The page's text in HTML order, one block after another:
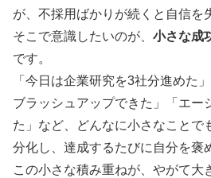
が、不採用ばかりが続くと自信を
そこで意識したいのが、 小さな成
です。
「今日は企業研究を3社分進めた
ブラッシュアップできた」「エー
た」など、どんなに小さなことで
分化し、達成するたびに自分を褒
この小さな積み重ねが、やがて大